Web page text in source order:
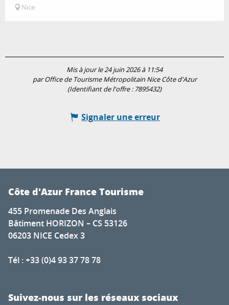
Nice
Mis à jour le 24 juin 2026 à 11:54
par Office de Tourisme Métropolitain Nice Côte d'Azur
(Identifiant de l'offre : 7895432)
Signaler une erreur
Côte d'Azur France Tourisme
455 Promenade Des Anglais
Bâtiment HORIZON – CS 53126
06203 NICE Cedex 3
Tél : +33 (0)4 93 37 78 78
Suivez-nous sur les réseaux sociaux